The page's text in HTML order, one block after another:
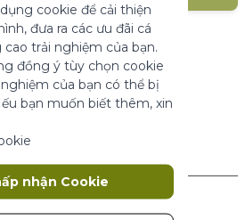
xã hội(1)
hàng mới
bình thường. Chúng
một trang web có thể sử
cách kích hoạt chức
phẩm
thị được sử dụng để theo
các hành động của
cookie để cải thiện
đưa ra các ưu đãi cá
cao trải nghiệm của bạn.
đồng ý tùy chọn cookie
của bạn có thể bị
bạn muốn biết thêm, xin
nhận Cookie